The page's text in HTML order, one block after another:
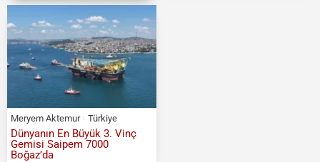
Meryem Aktemur Türkiye
Dünyanın En Büyük 3. Vinç
Gemisi Saipem 7000
Boğaz’da